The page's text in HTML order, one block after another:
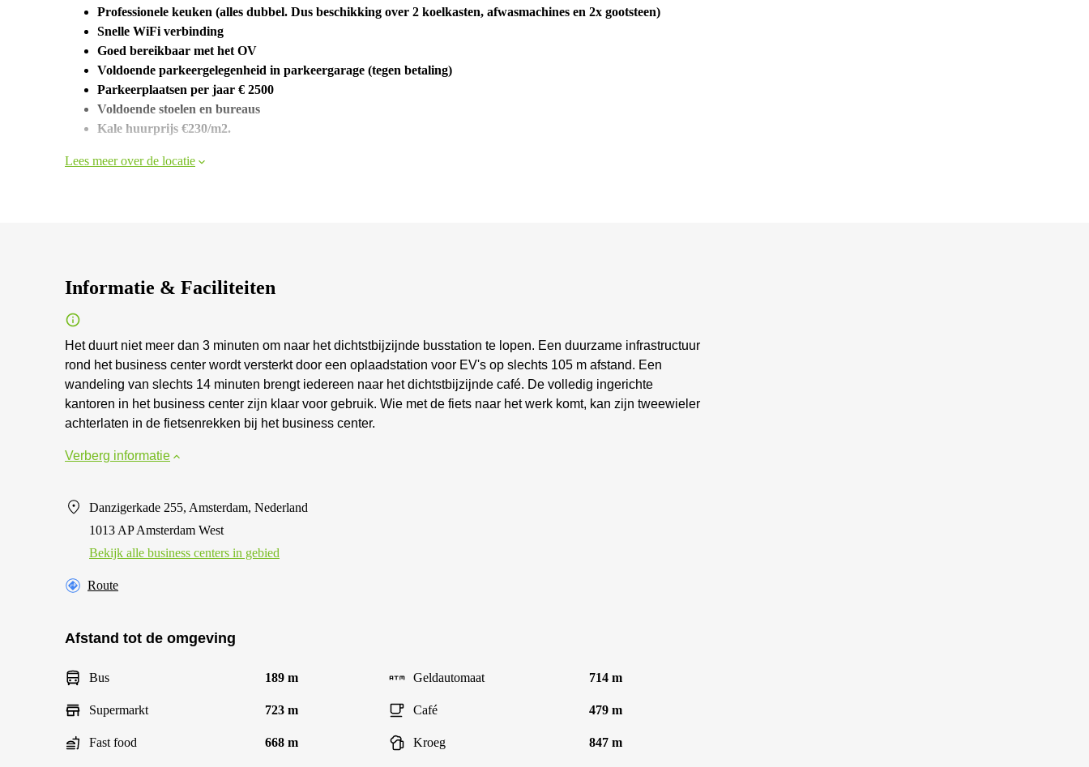
Professionele keuken (alles dubbel. Dus beschikking over 2 koelkasten, afwasmachines en 2x gootsteen)
Snelle WiFi verbinding
Goed bereikbaar met het OV
Voldoende parkeergelegenheid in parkeergarage (tegen betaling)
Parkeerplaatsen per jaar € 2500
Voldoende stoelen en bureaus
Kale huurprijs €230/m2.
Lees meer over de locatie
Informatie & Faciliteiten
Het duurt niet meer dan 3 minuten om naar het dichtstbijzijnde busstation te lopen. Een duurzame infrastructuur
rond het business center wordt versterkt door een oplaadstation voor EV's op slechts 105 m afstand. Een
wandeling van slechts 14 minuten brengt iedereen naar het dichtstbijzijnde café. De volledig ingerichte
kantoren in het business center zijn klaar voor gebruik. Wie met de fiets naar het werk komt, kan zijn tweewieler
achterlaten in de fietsenrekken bij het business center.
Verberg informatie
Danzigerkade 255, Amsterdam, Nederland
1013 AP Amsterdam West
Bekijk alle business centers in gebied
Route
Afstand tot de omgeving
Bus 189 m Geldautomaat 714 m
Supermarkt 723 m Café 479 m
Fast food 668 m Kroeg 847 m